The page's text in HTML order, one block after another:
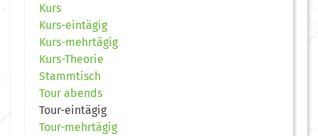
Kurs
Kurs-eintägig
Kurs-mehrtägig
Kurs-Theorie
Stammtisch
Tour abends
Tour-eintägig
Tour-mehrtägig